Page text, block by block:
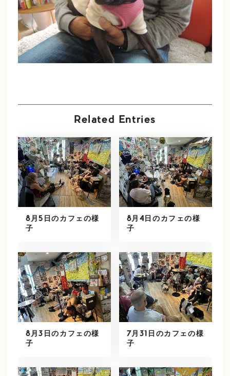
Related Entries
8月5日のカフェの様
子
8月4日のカフェの様
子
8月3日のカフェの様
子
7月31日のカフェの様
子